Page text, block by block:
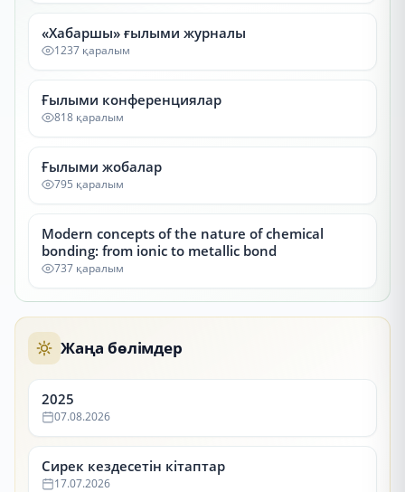
«Хабаршы» ғылыми журналы
1237 қаралым
Ғылыми конференциялар
818 қаралым
Ғылыми жобалар
795 қаралым
Modern concepts of the nature of chemical
bonding: from ionic to metallic bond
737 қаралым
Жаңа бөлімдер
2025
07.08.2026
Сирек кездесетін кітаптар
17.07.2026